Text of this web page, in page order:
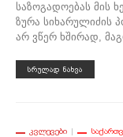
საზოგადოებას მის
ზურა სიხარულიძის
არ ვწერ ხშირად,
ᲡᲠᲣᲚᲐᲓ ᲜᲐᲮᲕᲐ
ᲙᲕᲚᲔᲕᲔᲑᲘ